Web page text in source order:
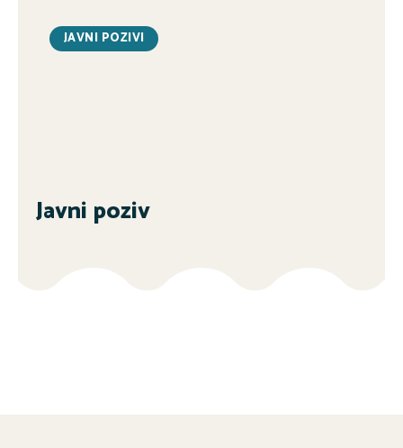
JAVNI POZIVI
Javni poziv